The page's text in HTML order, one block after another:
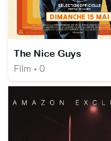
The Nice Guys
Film • 0